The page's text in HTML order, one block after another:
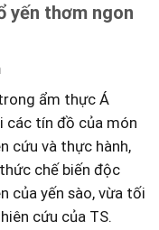
yến thơm ngon
⁤ẩm thực Á
các tín đồ của món
cứu và thực​ hành,⁢
chế biến độc
của yến sào, vừa tối
cứu của ⁢TS.